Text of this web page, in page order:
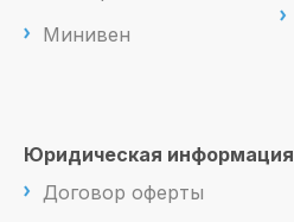
Минивен
Юридическая информация
Договор оферты